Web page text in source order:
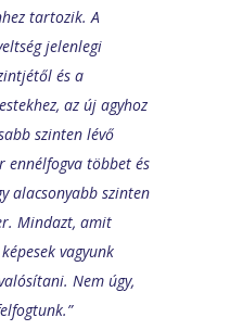
tartozik. A
jelenlegi
és a
az új agyhoz
szinten lévő
ennélfogva többet és
alacsonyabb szinten
Mindazt, amit
vagyunk
Nem úgy,